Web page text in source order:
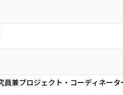
兼プロジェクト・コーディネータ